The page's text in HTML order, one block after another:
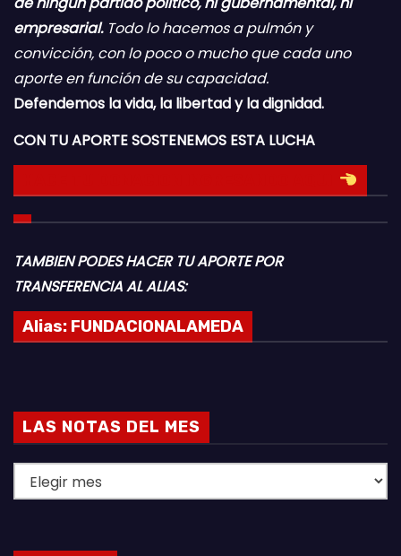
empresarial.Todo lo hacemos a pulmón y
convicción, con lo poco o mucho que cada uno
aporte en función de su capacidad.
Defendemos la vida, la libertad y la dignidad.
CON TU APORTE SOSTENEMOS ESTA LUCHA
TAMBIEN PODES HACER TU APORTE POR
TRANSFERENCIA AL ALIAS:
Alias: FUNDACIONALAMEDA
LAS NOTAS DEL MES
A
N